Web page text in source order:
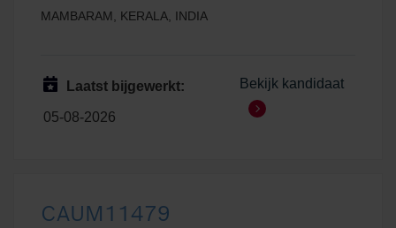
MAMBARAM, KERALA, INDIA
Laatst bijgewerkt:
05-08-2026
Bekijk kandidaat
CAUM11479